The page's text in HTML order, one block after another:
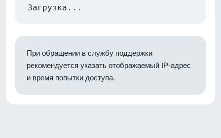
Загрузка...
При обращении в службу поддержки
рекомендуется указать отображаемый IP-адрес
и время попытки доступа.